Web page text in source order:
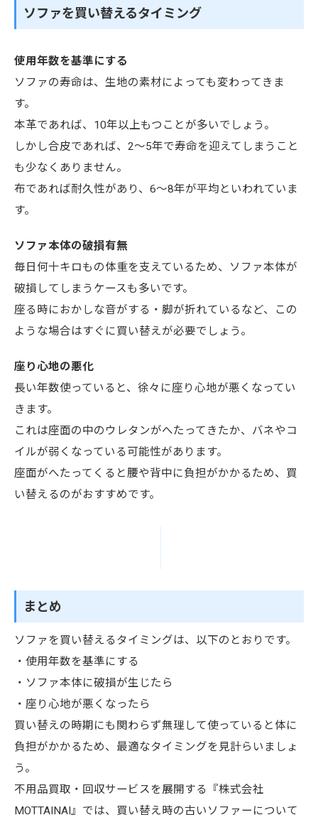
ソファを買い替えるタイミング
使用年数を基準にする
ソファの寿命は、生地の素材によっても変わってきま
す。
本革であれば、10年以上もつことが多いでしょう。
しかし合皮であれば、2～5年で寿命を迎えてしまうこと
も少なくありません。
布であれば耐久性があり、6～8年が平均といわれていま
す。
ソファ本体の破損有無
毎日何十キロもの体重を支えているため、ソファ本体が
破損してしまうケースも多いです。
座る時におかしな音がする・脚が折れているなど、この
ような場合はすぐに買い替えが必要でしょう。
座り心地の悪化
長い年数使っていると、徐々に座り心地が悪くなってい
きます。
これは座面の中のウレタンがへたってきたか、バネやコ
イルが弱くなっている可能性があります。
座面がへたってくると腰や背中に負担がかかるため、買
い替えるのがおすすめです。
まとめ
ソファを買い替えるタイミングは、以下のとおりです。
・使用年数を基準にする
・ソファ本体に破損が生じたら
・座り心地が悪くなったら
買い替えの時期にも関わらず無理して使っていると体に
負担がかかるため、最適なタイミングを見計らいましょ
う。
不用品買取・回収サービスを展開する『株式会社
MOTTAINAI』では、買い替え時の古いソファーについて